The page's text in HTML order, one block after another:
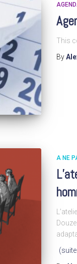
This
By
A NE